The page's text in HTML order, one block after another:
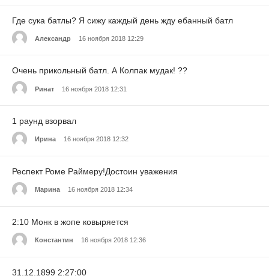
Где сука батлы? Я сижу каждый день жду ебанный батл
Александр 16 ноября 2018 12:29
Очень прикольный батл. А Колпак мудак! ??
Ринат 16 ноября 2018 12:31
1 раунд взорвал
Ирина 16 ноября 2018 12:32
Респект Роме Раймеру!Достоин уважения
Марина 16 ноября 2018 12:34
2:10 Монк в жопе ковыряется
Константин 16 ноября 2018 12:36
31.12.1899 2:27:00